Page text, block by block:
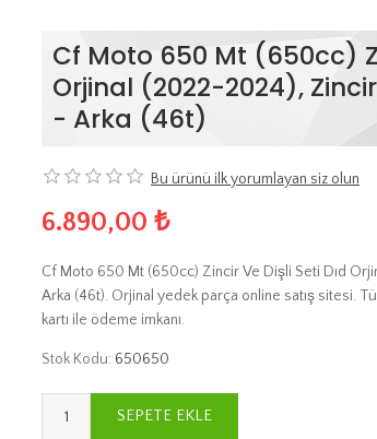
Cf Moto 650 Mt (650cc)
Orjinal (2022-2024),
- Arka (46t)
Bu ürünü ilk yorumlayan siz olun
6.890,00 ₺
Cf Moto 650 Mt (650cc) Zincir Ve Dişli Seti Dıd
Arka (46t). Orjinal yedek parça online satış sitesi.
kartı ile ödeme imkanı.
Stok Kodu: 650650
SEPETE EKLE